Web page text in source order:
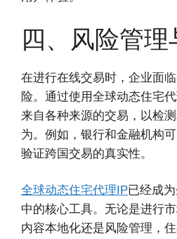
四、风险管
在进行在线交易时，企业面
险。通过使用全球动态住宅
来自各种来源的交易，以检
为。例如，银行和金融机构
验证跨国交易的真实性。
全球动态住宅代理IP已经成
中的核心工具。无论是进行
内容本地化还是风险管理，